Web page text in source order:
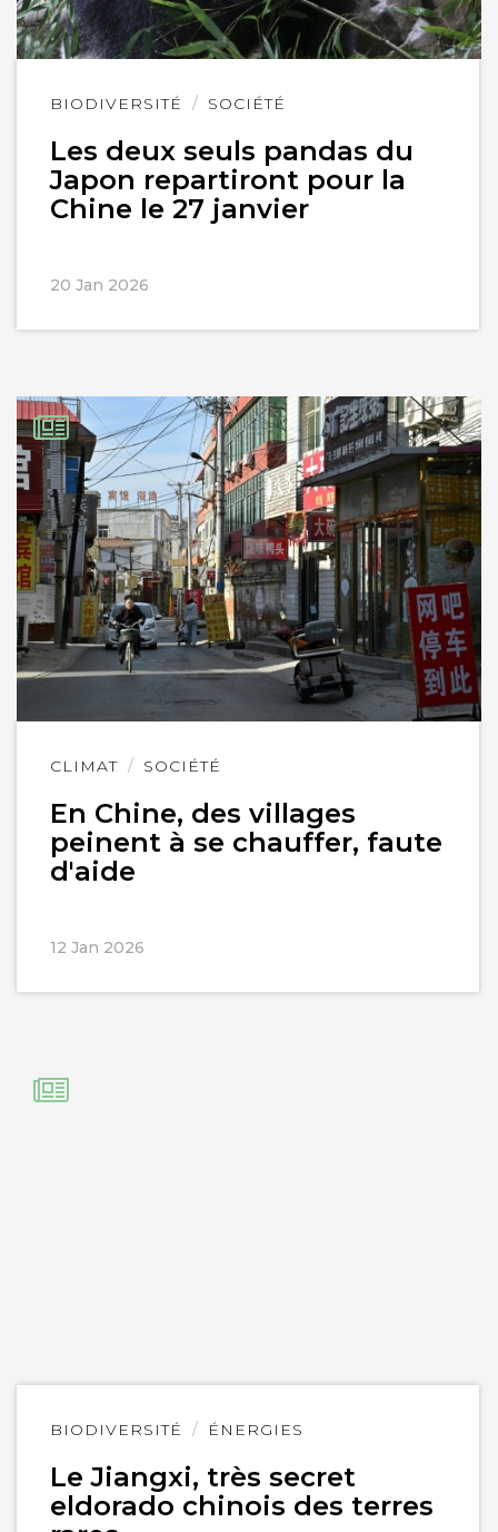
BIODIVERSITÉ SOCIÉTÉ
Les deux seuls pandas du
Japon repartiront pour la
Chine le 27 janvier
20 Jan 2026
Lire
CLIMAT SOCIÉTÉ
En Chine, des villages
peinent à se chauffer, faute
d'aide
12 Jan 2026
Lire
BIODIVERSITÉ ÉNERGIES
Le Jiangxi, très secret
eldorado chinois des terres
Lire